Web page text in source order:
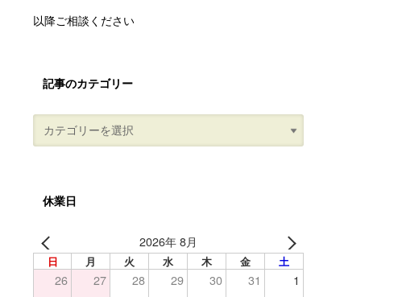
以降ご相談ください
記事のカテゴリー
休業日
2026年 8月
日 月 火 水 木 金 土
26 27 28 29 30 31 1